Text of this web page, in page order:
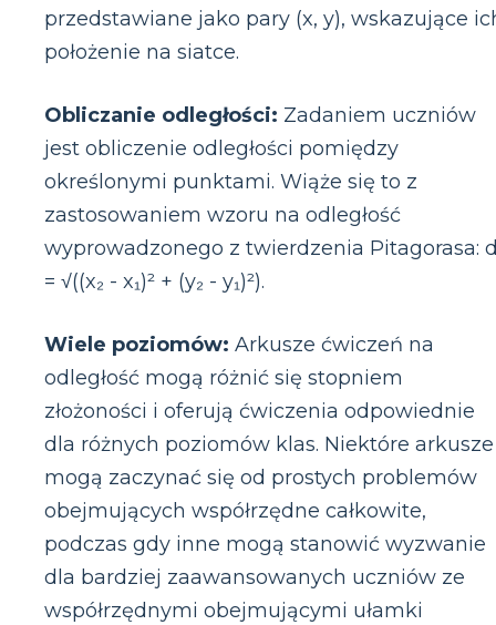
przedstawiane jako pary (x, y), wskazujące
położenie na siatce.
Obliczanie odległości: Zadaniem uczniów
jest obliczenie odległości pomiędzy
określonymi punktami. Wiąże się to z
zastosowaniem wzoru na odległość
wyprowadzonego z twierdzenia Pitagorasa:
= √((x₂ - x₁)² + (y₂ - y₁)²).
Wiele poziomów: Arkusze ćwiczeń na
odległość mogą różnić się stopniem
złożoności i oferują ćwiczenia odpowiednie
dla różnych poziomów klas. Niektóre arkusze
mogą zaczynać się od prostych problemów
obejmujących współrzędne całkowite,
podczas gdy inne mogą stanowić wyzwanie
dla bardziej zaawansowanych uczniów ze
współrzędnymi obejmującymi ułamki